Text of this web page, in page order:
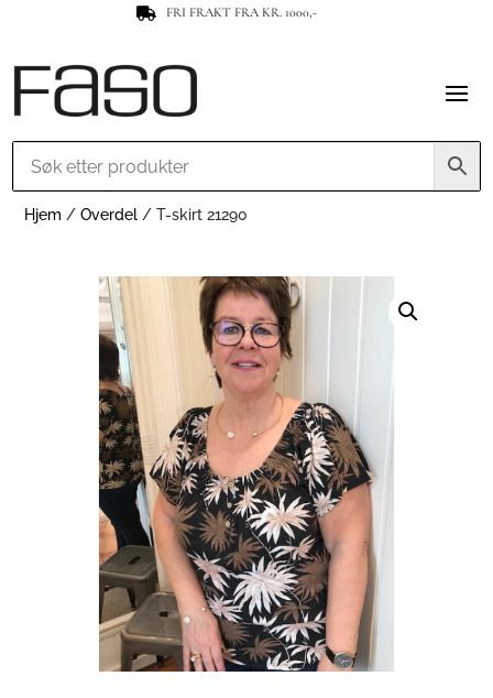
 FRI FRAKT FRA KR. 1000,-
Hjem /Overdel / T-skirt 21290